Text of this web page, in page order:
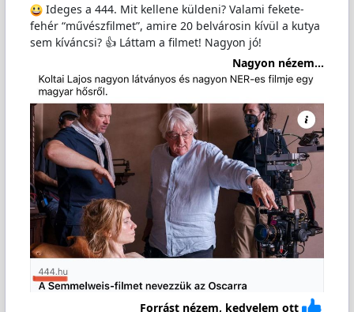
Ideges a 444. Mit kellene küldeni? Valami fekete-
fehér “művészfilmet”, amire 20 belvárosin kívül a kutya
sem kíváncsi? 👍 Láttam a filmet! Nagyon jó!
Nagyon nézem...
Forrást nézem, kedvelem ott